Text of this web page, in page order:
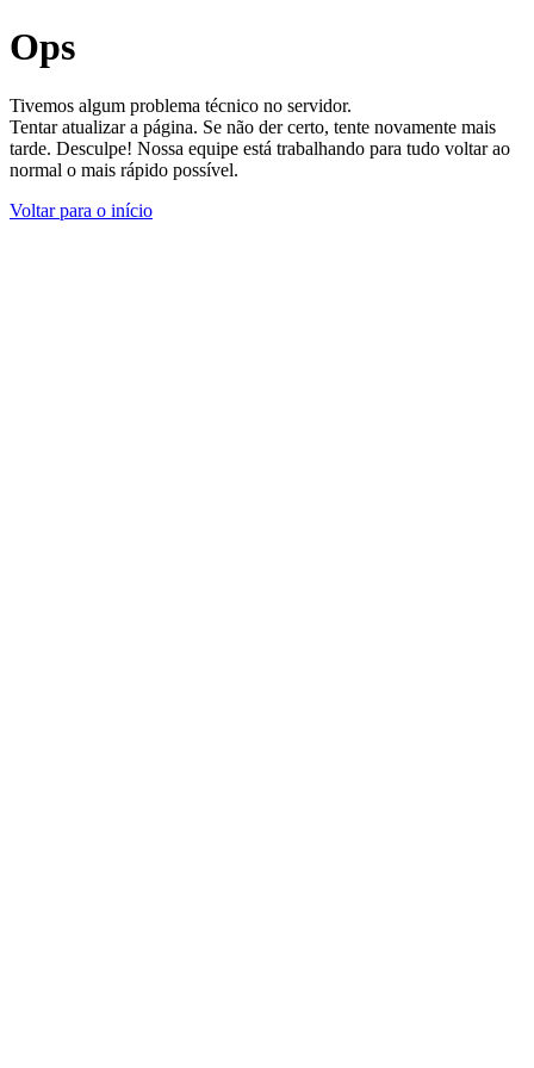
Ops
Tivemos algum problema técnico no servidor.
Tentar atualizar a página. Se não der certo, tente novamente mais
tarde. Desculpe! Nossa equipe está trabalhando para tudo voltar ao
normal o mais rápido possível.
Voltar para o início